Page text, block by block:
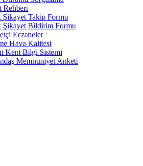
Rehberi
Şikayet Takip Formu
Şikayet Bildirim Formu
Eczaneler
Hava Kalitesi
Kent Bilgi Sistemi
Memnuniyet Anketi